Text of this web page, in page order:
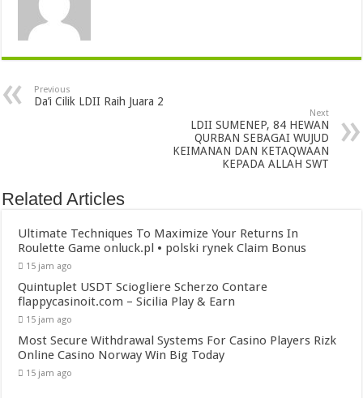
Previous
Da’i Cilik LDII Raih Juara 2
Next
LDII SUMENEP, 84 HEWAN
QURBAN SEBAGAI WUJUD
KEIMANAN DAN KETAQWAAN
KEPADA ALLAH SWT
Related Articles
Ultimate Techniques To Maximize Your Returns In
Roulette Game onluck.pl • polski rynek Claim Bonus
15 jam ago
Quintuplet USDT Sciogliere Scherzo Contare
flappycasinoit.com – Sicilia Play & Earn
15 jam ago
Most Secure Withdrawal Systems For Casino Players Rizk
Online Casino Norway Win Big Today
15 jam ago